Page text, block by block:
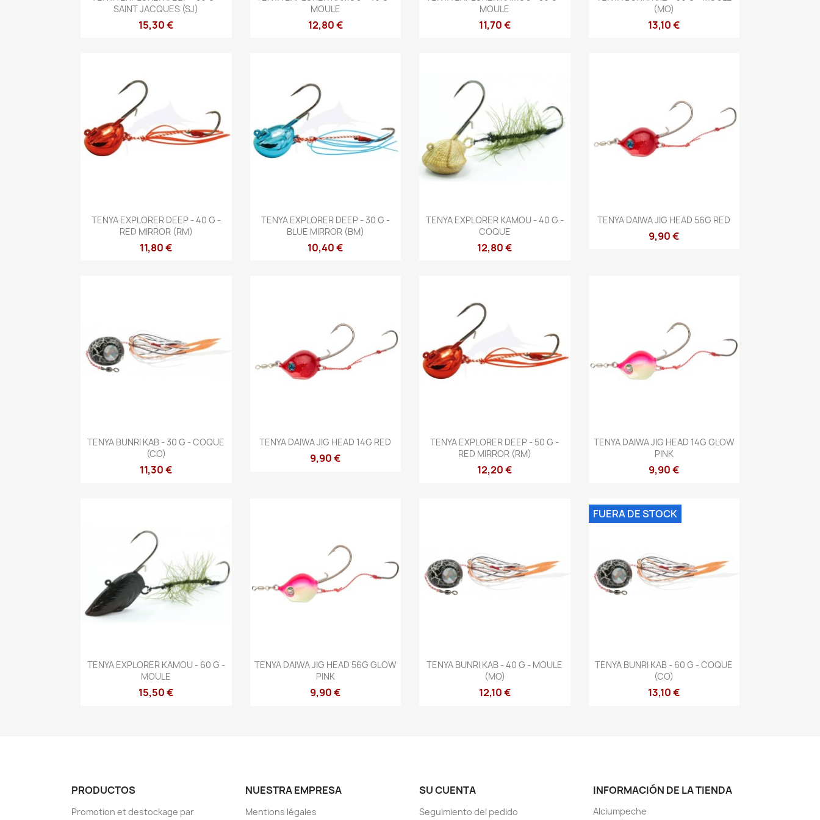
SAINT JACQUES (SJ)
15,30 €
MOULE
12,80 €
MOULE
11,70 €
(MO)
13,10 €
Vista rápida
TENYA EXPLORER DEEP - 40 G -
RED MIRROR (RM)
11,80 €
Vista rápida
TENYA EXPLORER DEEP - 30 G -
BLUE MIRROR (BM)
10,40 €
Vista rápida
TENYA EXPLORER KAMOU - 40 G -
COQUE
12,80 €
Vista rápida
TENYA DAIWA JIG HEAD 56G RED
9,90 €
Vista rápida
TENYA BUNRI KAB - 30 G - COQUE
(CO)
11,30 €
Vista rápida
TENYA DAIWA JIG HEAD 14G RED
9,90 €
Vista rápida
TENYA EXPLORER DEEP - 50 G -
RED MIRROR (RM)
12,20 €
Vista rápida
TENYA DAIWA JIG HEAD 14G GLOW
PINK
9,90 €
Vista rápida
TENYA EXPLORER KAMOU - 60 G -
MOULE
15,50 €
Vista rápida
TENYA DAIWA JIG HEAD 56G GLOW
PINK
9,90 €
Vista rápida
TENYA BUNRI KAB - 40 G - MOULE
(MO)
12,10 €
Vista rápida
TENYA BUNRI KAB - 60 G - COQUE
(CO)
13,10 €
FUERA DE STOCK
PRODUCTOS
Promotion et destockage par
NUESTRA EMPRESA
Mentions légales
SU CUENTA
Seguimiento del pedido
INFORMACIÓN DE LA TIENDA
Alciumpeche